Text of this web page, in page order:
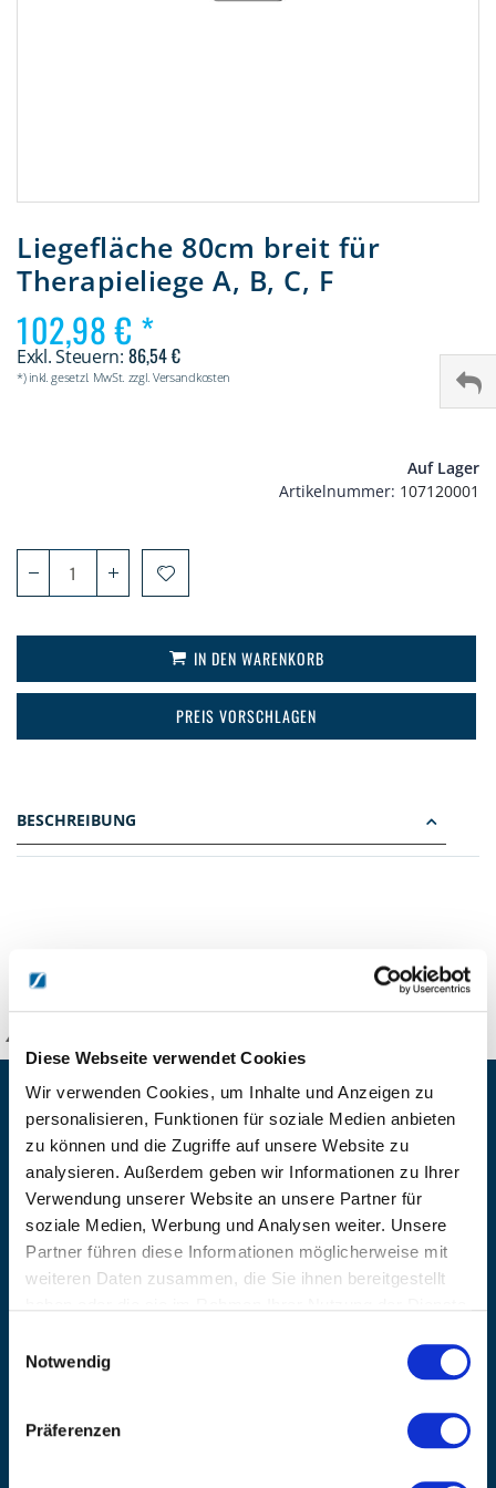
Diese Webseite verwendet Cookies
Wir verwenden Cookies, um Inhalte und Anzeigen zu
personalisieren, Funktionen für soziale Medien anbieten
zu können und die Zugriffe auf unsere Website zu
analysieren. Außerdem geben wir Informationen zu Ihrer
Verwendung unserer Website an unsere Partner für
soziale Medien, Werbung und Analysen weiter. Unsere
Partner führen diese Informationen möglicherweise mit
weiteren Daten zusammen, die Sie ihnen bereitgestellt
Notwendig
Präferenzen
Anfang
der
Bildergalerie
springen
Liegefläche 80cm breit für
Therapieliege A, B, C, F
102,98 €
86,54 €
*) inkl. gesetzl. MwSt. zzgl. Versandkosten
Auf Lager
Artikelnummer 107120001
IN DEN WARENKORB
PREIS VORSCHLAGEN
BESCHREIBUNG
KANZLSPERGER GmbH
KONTAKTIEREN SIE UNS
ADRESSE
Ziegelhöhe 8, Berngau, D-92361
BÜRO HOTLINE
+49 (0) 9181/2593-0
EMAIL
Montag – Donnerstag: 08:00 – 17:00
Freitag: 08:00 - 16:00
Über Kanzlsperger